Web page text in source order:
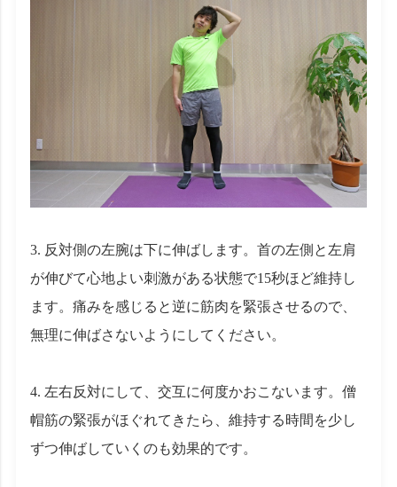
3. 反対側の左腕は下に伸ばします。首の左側と左肩
が伸びて心地よい刺激がある状態で15秒ほど維持し
ます。痛みを感じると逆に筋肉を緊張させるので、
無理に伸ばさないようにしてください。
4. 左右反対にして、交互に何度かおこないます。僧
帽筋の緊張がほぐれてきたら、維持する時間を少し
ずつ伸ばしていくのも効果的です。